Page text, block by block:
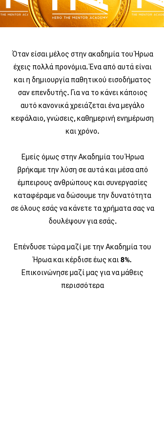
Όταν είσαι μέλος στην ακαδημία του Ήρωα
έχεις πολλά προνόμια. Ένα από αυτά είναι
και η δημιουργία παθητικού εισοδήματος
σαν επενδυτής. Για να το κάνει κάποιος
αυτό κανονικά χρειάζεται ένα μεγάλο
κεφάλαιο, γνώσεις, καθημερινή ενημέρωση
και χρόνο.
Εμείς όμως στην Ακαδημία του Ήρωα
βρήκαμε την λύση σε αυτά και μέσα από
έμπειρους ανθρώπους και συνεργασίες
καταφέραμε να δώσουμε την δυνατότητα
σε όλους εσάς να κάνετε τα χρήματα σας να
δουλέψουν για εσάς.
Επένδυσε τώρα μαζί με την Ακαδημία του
Ήρωα και κέρδισε έως και 8%.
Επικοινώνησε μαζί μας για να μάθεις
περισσότερα